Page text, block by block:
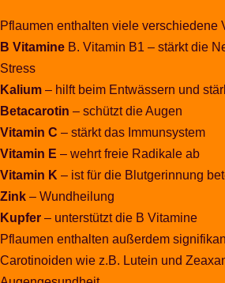
Pflaumen enthalten viele verschiedene
B Vitamine B. Vitamin B1 – stärkt die
Stress
Kalium – hilft beim Entwässern und
Betacarotin – schützt die Augen
Vitamin C – stärkt das Immunsystem
Vitamin E – wehrt freie Radikale ab
Vitamin K – ist für die Blutgerinnung
Zink – Wundheilung
Kupfer – unterstützt die B Vitamine
Pflaumen enthalten außerdem
Carotinoiden wie z.B. Lutein und